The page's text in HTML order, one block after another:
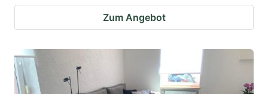
Zum Angebot